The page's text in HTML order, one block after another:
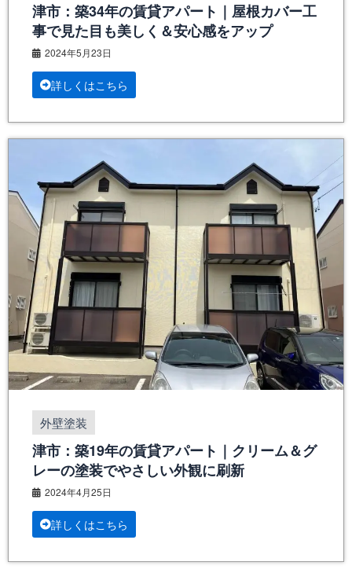
津市：築34年の賃貸アパート｜屋根カバー工
事で見た目も美しく＆安心感をアップ
2024年5月23日
詳しくはこちら
外壁塗装
津市：築19年の賃貸アパート｜クリーム＆グ
レーの塗装でやさしい外観に刷新
2024年4月25日
詳しくはこちら